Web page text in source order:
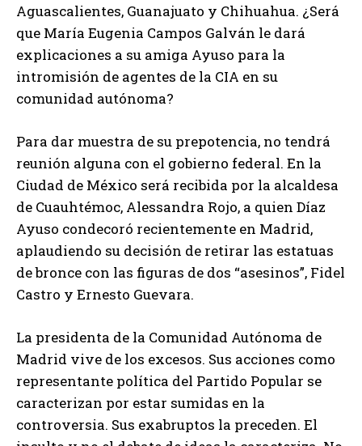
Aguascalientes, Guanajuato y Chihuahua. ¿Será
que María Eugenia Campos Galván le dará
explicaciones a su amiga Ayuso para la
intromisión de agentes de la CIA en su
comunidad autónoma?
Para dar muestra de su prepotencia, no tendrá
reunión alguna con el gobierno federal. En la
Ciudad de México será recibida por la alcaldesa
de Cuauhtémoc, Alessandra Rojo, a quien Díaz
Ayuso condecoró recientemente en Madrid,
aplaudiendo su decisión de retirar las estatuas
de bronce con las figuras de dos “asesinos”, Fidel
Castro y Ernesto Guevara.
La presidenta de la Comunidad Autónoma de
Madrid vive de los excesos. Sus acciones como
representante política del Partido Popular se
caracterizan por estar sumidas en la
controversia. Sus exabruptos la preceden. El